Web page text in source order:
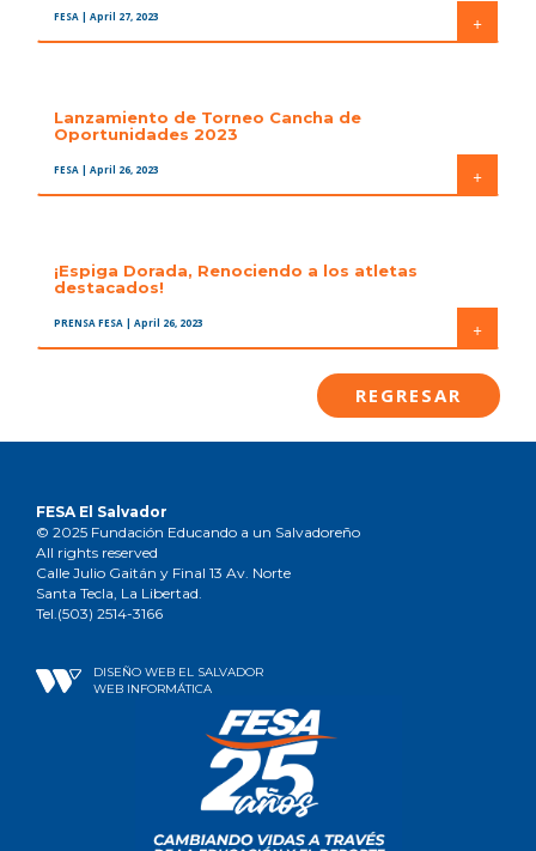
FESA | April 27, 2023 +
Lanzamiento de Torneo Cancha de
Oportunidades 2023
FESA | April 26, 2023 +
¡Espiga Dorada, Renociendo a los atletas
destacados!
PRENSA FESA | April 26, 2023 +
REGRESAR
FESA El Salvador
© 2025 Fundación Educando a un Salvadoreño
All rights reserved
Calle Julio Gaitán y Final 13 Av. Norte
Santa Tecla, La Libertad.
Tel.(503) 2514-3166
DISEÑO WEB EL SALVADOR
WEB INFORMÁTICA